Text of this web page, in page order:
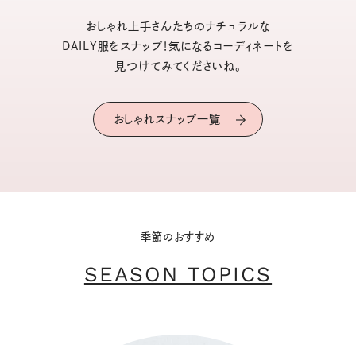
おしゃれ上手さんたちのナチュラルな
DAILY服をスナップ！気になるコーディネートを
見つけてみてくださいね。
おしゃれスナップ一覧
季節のおすすめ
SEASON TOPICS